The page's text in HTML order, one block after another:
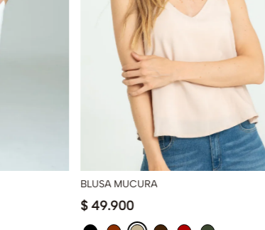
BLUSA MUCURA
$ 49.900